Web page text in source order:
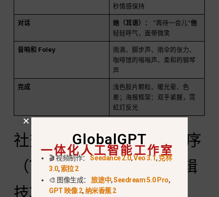
秒情感保持
对话 她（耳语）： “再待一会儿”他
轻轻呼气，面带微笑
音响和 Foley
雨滴、脚步声、雨伞的张力、
咖啡馆的嗡嗡声、柔和的钢琴
声
完成
浅色胶片颗粒、暖光晕、色
差；海报框架：双手紧握，霓
虹灯反光
社交媒体视频的多镜头排序
（TikTok 和 Reels AI 编辑
技巧）
GlobalGPT
一体化人工智能工作室
🎬 视频制作：Seedance 2.0,Veo 3.1,克林
3.0,索拉 2
🎨 图像生成：旅途中,Seedream 5.0 Pro,
GPT 映像 2,纳米香蕉 2